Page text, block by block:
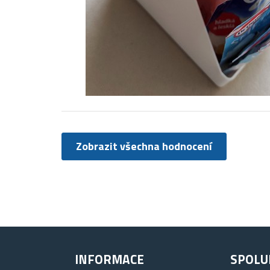
Zobrazit všechna hodnocení
INFORMACE